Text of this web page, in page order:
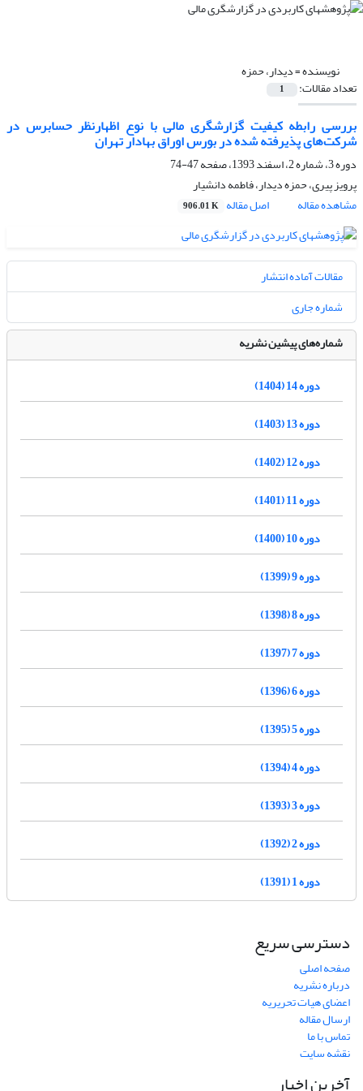
نویسنده =دیدار، حمزه
تعداد مقالات: 1
بررسی رابطه‌‌‌ کیفیت گزارشگری مالی با نوع اظهارنظر حسابرس در
شرکت‌‌‌های پذیرفته شده در بورس اوراق بهادار تهران
دوره 3، شماره 2، اسفند 1393، صفحه
47-74
پرویز پیری، حمزه دیدار، فاطمه دانشیار
مشاهده مقاله
اصل مقاله 906.01 K
مقالات آماده انتشار
شماره جاری
شماره‌های پیشین نشریه
دوره 14 (1404)
دوره 13 (1403)
دوره 12 (1402)
دوره 11 (1401)
دوره 10 (1400)
دوره 9 (1399)
دوره 8 (1398)
دوره 7 (1397)
دوره 6 (1396)
دوره 5 (1395)
دوره 4 (1394)
دوره 3 (1393)
دوره 2 (1392)
دوره 1 (1391)
دسترسی سریع
صفحه اصلی
درباره نشریه
اعضای هیات تحریریه
ارسال مقاله
تماس با ما
نقشه سایت
آخرین اخبار